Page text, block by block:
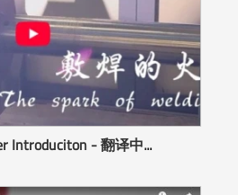
Introduciton - 翻译中...